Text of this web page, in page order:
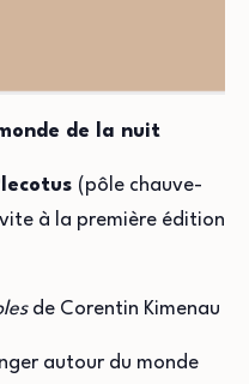
de la nuit
(pôle chauve-
à la première édition
de Corentin Kimenau
autour du monde